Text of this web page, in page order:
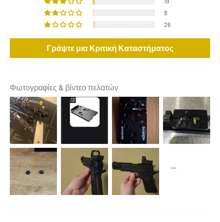
8
26
Γράψτε μια Κριτική Καταστήματος
Φωτογραφίες & βίντεο πελατών